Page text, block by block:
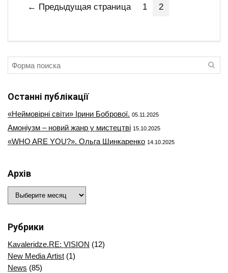
← Предыдущая страница 1 2
Останні публікації
«Неймовірні світи» Ірини Бобрової. 05.11.2025
Амоніузм – новий жанр у мистецтві 15.10.2025
«WHO ARE YOU?». Ольга Шинкаренко 14.10.2025
Архів
Рубрики
Kavaleridze.RE: VISION (12)
New Media Artist (1)
News (85)